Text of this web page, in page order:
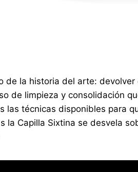
la historia del arte:
de limpieza y consolidación
técnicas disponibles para
Capilla Sixtina se desvela